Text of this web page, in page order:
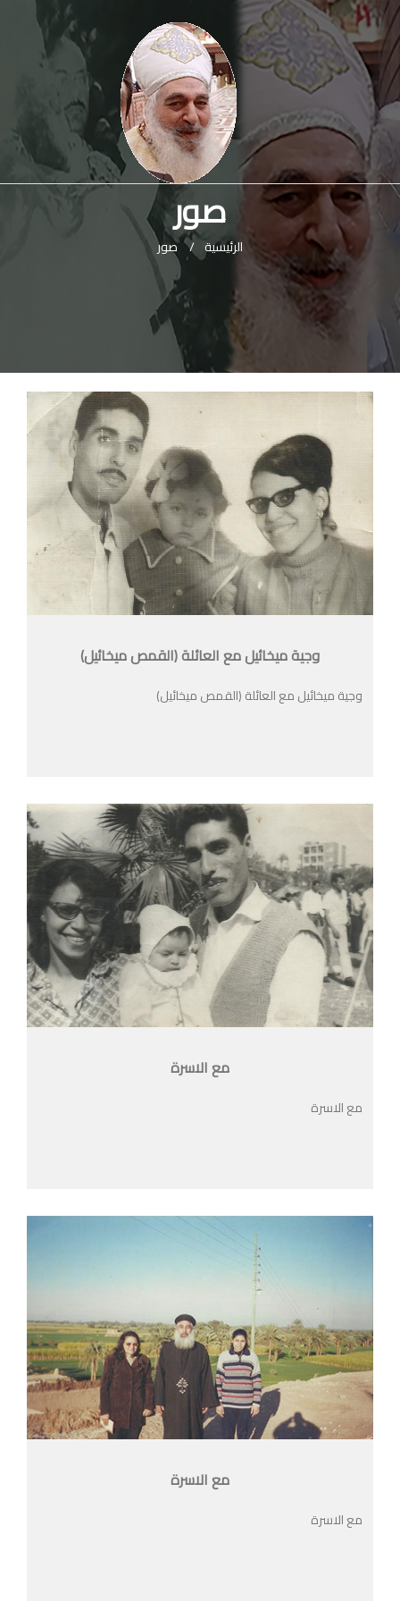
صور
الرئيسية / صور
وجية ميخائيل مع العائلة (القمص ميخائيل)
وجية ميخائيل مع العائلة (القمص ميخائيل)
مع الاسرة
مع الاسرة
مع الاسرة
مع الاسرة